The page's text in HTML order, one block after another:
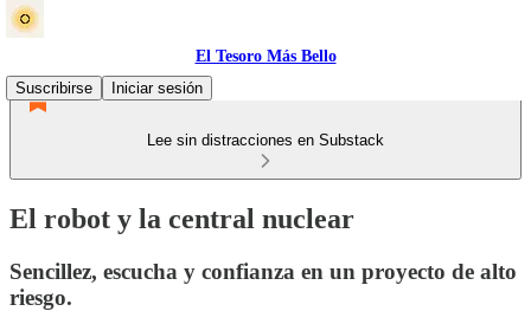
El Tesoro Más Bello
Suscribirse
Iniciar sesión
Lee sin distracciones en Substack
El robot y la central nuclear
Sencillez, escucha y confianza en un proyecto de alto
riesgo.